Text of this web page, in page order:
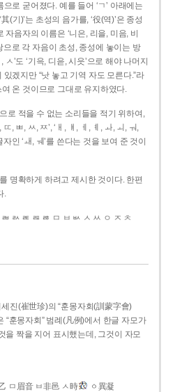
로 굳어졌다. 예를 들어 ‘ㄱ’ 아래에는
(기)’는 초성의 음가를, ‘役(역)’은 종성
음자의 이름은 ‘니은, 리을, 미음, 비
으로 각 자음이 초성, 종성에 놓이는 방
’도 ‘기윽, 디읃, 시읏’으로 해야 나머지
겠지만 “낫 놓고 기역 자도 모른다.”라
온 것이므로 그대로 유지하였다.
로 적을 수 없는 소리들을 적기 위하여,
, ㅃ, ㅆ, ㅉ’, ‘ㅐ, ㅒ, ㅔ, ㅖ, ㅘ, ㅚ, ㅝ,
인 ‘ㅙ, ㅞ’를 쓴다는 것을 보여 준 것이
명확하게 하려고 제시한 것이다. 한편
.
ㄽ ㄾ ㄿ ㅀ ㅁ ㅂ ㅄ ㅅ ㅆ ㅇ ㅈ ㅊ
진(崔世珍)의 “훈몽자회(訓蒙字會)
“훈몽자회” 범례(凡例)에서 한글 자모가
을 짝을 지어 표시했는데, 그것이 자모
ㅁ眉音 ㅂ非邑 ㅅ時
ㆁ異凝